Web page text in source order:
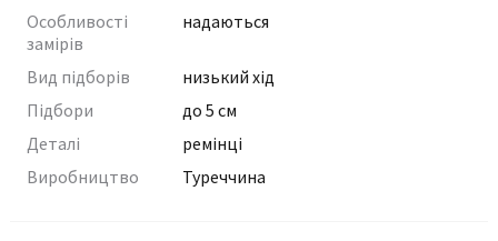
Особливості
замірів
надаються
Вид підборів
низький хід
Підбори
до 5 см
Деталі
ремінці
Виробництво
Туреччина